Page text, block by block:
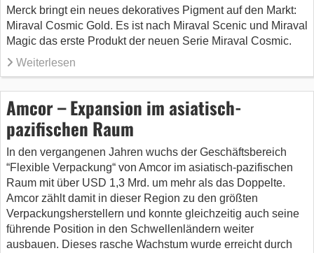
Merck bringt ein neues dekoratives Pigment auf den Markt:
Miraval Cosmic Gold. Es ist nach Miraval Scenic und Miraval
Magic das erste Produkt der neuen Serie Miraval Cosmic.
Weiterlesen
Amcor – Expansion im asiatisch-
pazifischen Raum
In den vergangenen Jahren wuchs der Geschäftsbereich
“Flexible Verpackung“ von Amcor im asiatisch-pazifischen
Raum mit über USD 1,3 Mrd. um mehr als das Doppelte.
Amcor zählt damit in dieser Region zu den größten
Verpackungsherstellern und konnte gleichzeitig auch seine
führende Position in den Schwellenländern weiter
ausbauen. Dieses rasche Wachstum wurde erreicht durch